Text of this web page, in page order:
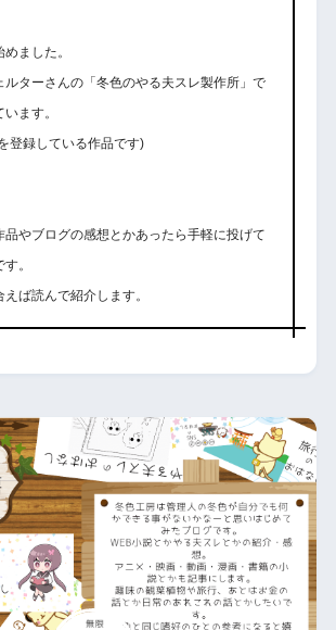
ました。
ルターさんの「冬色のやる夫スレ製作所」で
ます。
登録している作品です)
品やブログの感想とかあったら手軽に投げて
。
ば読んで紹介します。